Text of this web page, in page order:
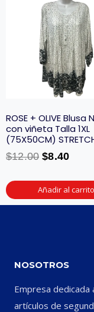
ROSE + OLIVE Blusa
con viñeta Talla 1XL
(75X50CM)
$12.00 $8.40
Añadir al carrito
NOSOTROS
Empresa dedicada
artículos de